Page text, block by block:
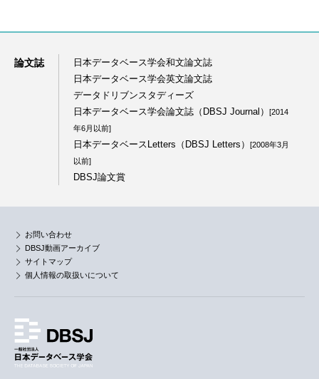
論文誌
日本データベース学会和文論文誌
日本データベース学会英文論文誌
データドリブンスタディーズ
日本データベース学会論文誌（DBSJ Journal）
[2014
年6月以前]
日本データベースLetters（DBSJ Letters）
[2008年3月
以前]
DBSJ論文賞
お問い合わせ
DBSJ動画アーカイブ
サイトマップ
個人情報の取扱いについて